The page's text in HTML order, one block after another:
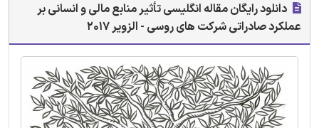
دانلود رایگان مقاله انگلیسی تأثیر منابع مالی و انسانی بر
عملکرد صادراتی شرکت های روسی - الزویر 2017